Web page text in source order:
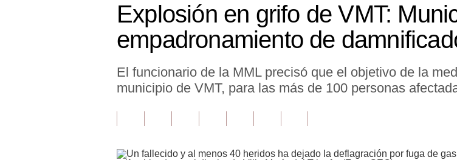
Explosión en grifo de VMT:
empadronamiento de
El funcionario de la MML precisó que el objetivo de la
municipio de VMT, para las más de 100 personas